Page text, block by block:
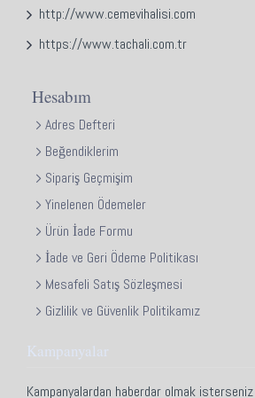
http://www.cemevihalisi.com
https://www.tachali.com.tr
Hesabım
Adres Defteri
Beğendiklerim
Sipariş Geçmişim
Yinelenen Ödemeler
Ürün İade Formu
İade ve Geri Ödeme Politikası
Mesafeli Satış Sözleşmesi
Gizlilik ve Güvenlik Politikamız
Kampanyalar
Kampanyalardan haberdar olmak